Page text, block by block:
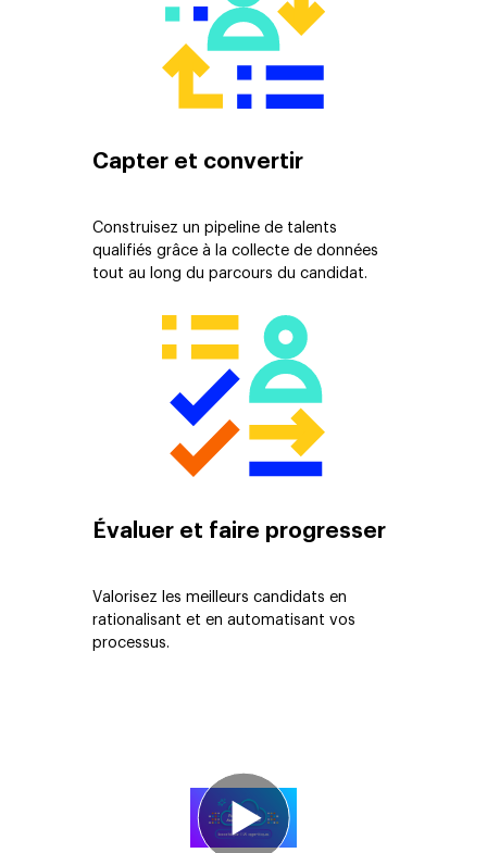
Capter et convertir
Construisez un pipeline de talents
qualifiés grâce à la collecte de données
tout au long du parcours du candidat.
Évaluer et faire progresser
Valorisez les meilleurs candidats en
rationalisant et en automatisant vos
processus.